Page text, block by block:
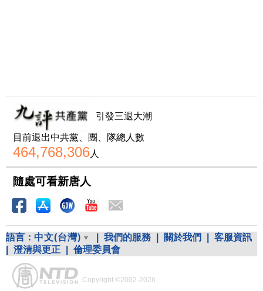
引發三退大潮
目前退出中共黨、團、隊總人數
464,768,306人
隨處可看新唐人
語言： 中文(台灣) 我們的服務 關於我們
客服資訊
澄清與更正 倫理委員會
Copyright ©2002-2026